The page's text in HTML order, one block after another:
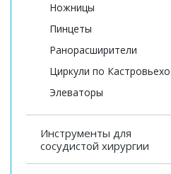
Ножницы
Пинцеты
Ранорасширители
Циркули по Кастровьехо
Элеваторы
Инструменты для
сосудистой хирургии